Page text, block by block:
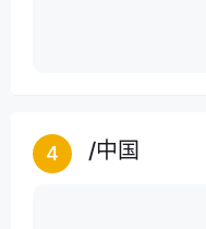
4 /中国